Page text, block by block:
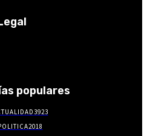
populares
3923
2018